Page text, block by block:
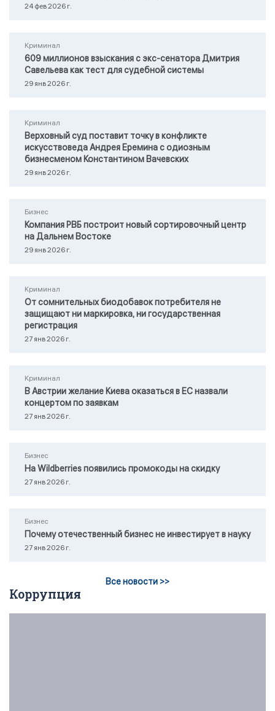
24 фев 2026 г.
Криминал
609 миллионов взыскания с экс-сенатора Дмитрия
Савельева как тест для судебной системы
29 янв 2026 г.
Криминал
Верховный суд поставит точку в конфликте
искусствоведа Андрея Еремина с одиозным
бизнесменом Константином Вачевских
29 янв 2026 г.
Бизнес
Компания РВБ построит новый сортировочный центр
на Дальнем Востоке
29 янв 2026 г.
Криминал
От сомнительных биодобавок потребителя не
защищают ни маркировка, ни государственная
регистрация
27 янв 2026 г.
Криминал
В Австрии желание Киева оказаться в ЕС назвали
концертом по заявкам
27 янв 2026 г.
Бизнес
На Wildberries появились промокоды на скидку
27 янв 2026 г.
Бизнес
Почему отечественный бизнес не инвестирует в науку
27 янв 2026 г.
Все новости >>
Коррупция